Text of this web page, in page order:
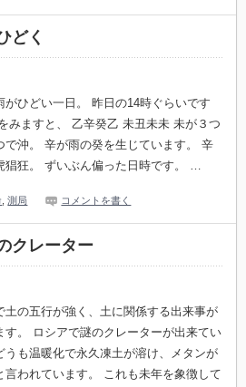
どく
がひどい一日。 昨日の14時ぐらいです
みますと、 乙辛癸乙 未丑未未 未が３つ
で沖。 辛が雨の癸を生じています。 辛
猖狂。 ずいぶん偏った日時です。 …
,測局 コメントを書く
クレーター
土の五行が強く、土に関係する出来事が
す。 ロシアで謎のクレーターが出来てい
うも温暖化で永久凍土が溶け、メタンが
言われています。 これも未年を象徴して